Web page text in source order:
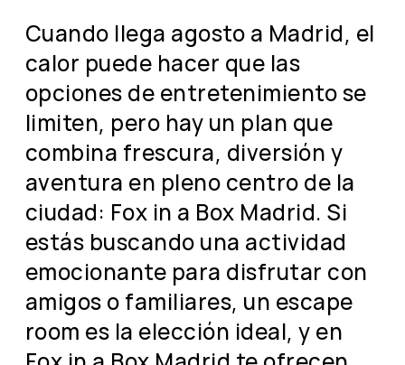
Cuando llega agosto a Madrid, el
calor puede hacer que las
opciones de entretenimiento se
limiten, pero hay un plan que
combina frescura, diversión y
aventura en pleno centro de la
ciudad: Fox in a Box Madrid. Si
estás buscando una actividad
emocionante para disfrutar con
amigos o familiares, un escape
room es la elección ideal, y en